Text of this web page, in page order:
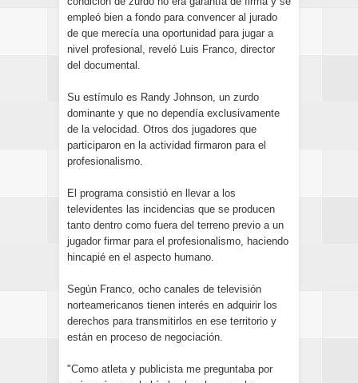
empleó bien a fondo para convencer al jurado
de que merecía una oportunidad para jugar a
nivel profesional, reveló Luis Franco, director
del documental.
Su estímulo es Randy Johnson, un zurdo
dominante y que no dependía exclusivamente
de la velocidad. Otros dos jugadores que
participaron en la actividad firmaron para el
profesionalismo.
El programa consistió en llevar a los
televidentes las incidencias que se producen
tanto dentro como fuera del terreno previo a un
jugador firmar para el profesionalismo, haciendo
hincapié en el aspecto humano.
Según Franco, ocho canales de televisión
norteamericanos tienen interés en adquirir los
derechos para transmitirlos en ese territorio y
están en proceso de negociación.
"Como atleta y publicista me preguntaba por